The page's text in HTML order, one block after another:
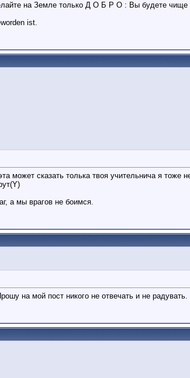
на Земле только Д О Б Р О : Вы будете
ist.
может сказать толька твоя учительнича я
а мы врагов не боимся.
на мой пост никого не отвечать и не